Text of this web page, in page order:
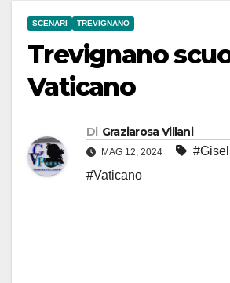
SCENARI TREVIGNANO
Trevignano
Vaticano
Di Graziarosa Villani
MAG 12, 2024
#Vaticano